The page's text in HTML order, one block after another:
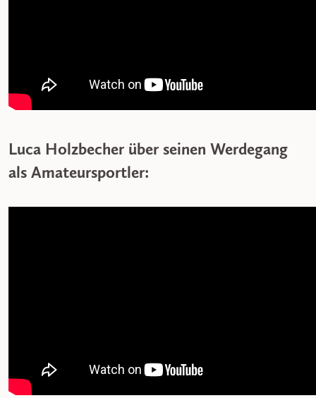
Luca Holzbecher über seinen Werdegang
als Amateursportler: